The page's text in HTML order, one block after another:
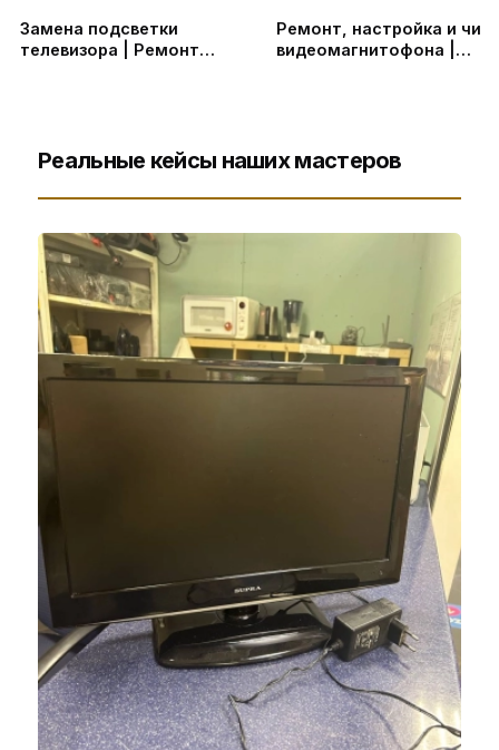
Замена подсветки
телевизора | Ремонт
Ремонт, настройка и
видеомагнитофона |
Реальные кейсы наших мастеров